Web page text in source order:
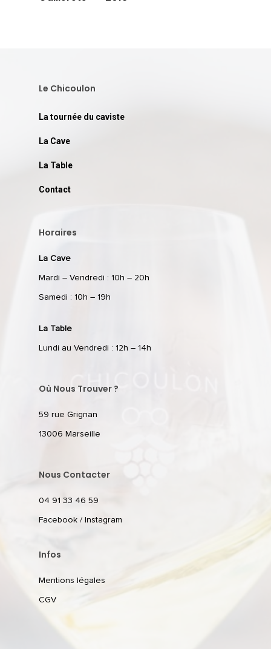
Le Chicoulon
La tournée du caviste
La Cave
La Table
Contact
Horaires
La Cave
Mardi – Vendredi : 10h – 20h
Samedi : 10h – 19h
La Table
Lundi au Vendredi : 12h – 14h
Où Nous Trouver ?
59 rue Grignan
13006 Marseille
Nous Contacter
04 91 33 46 59
Facebook / Instagram
Infos
Mentions légales
CGV